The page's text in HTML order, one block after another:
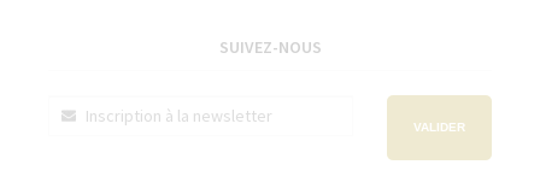
SUIVEZ-NOUS
VALIDER